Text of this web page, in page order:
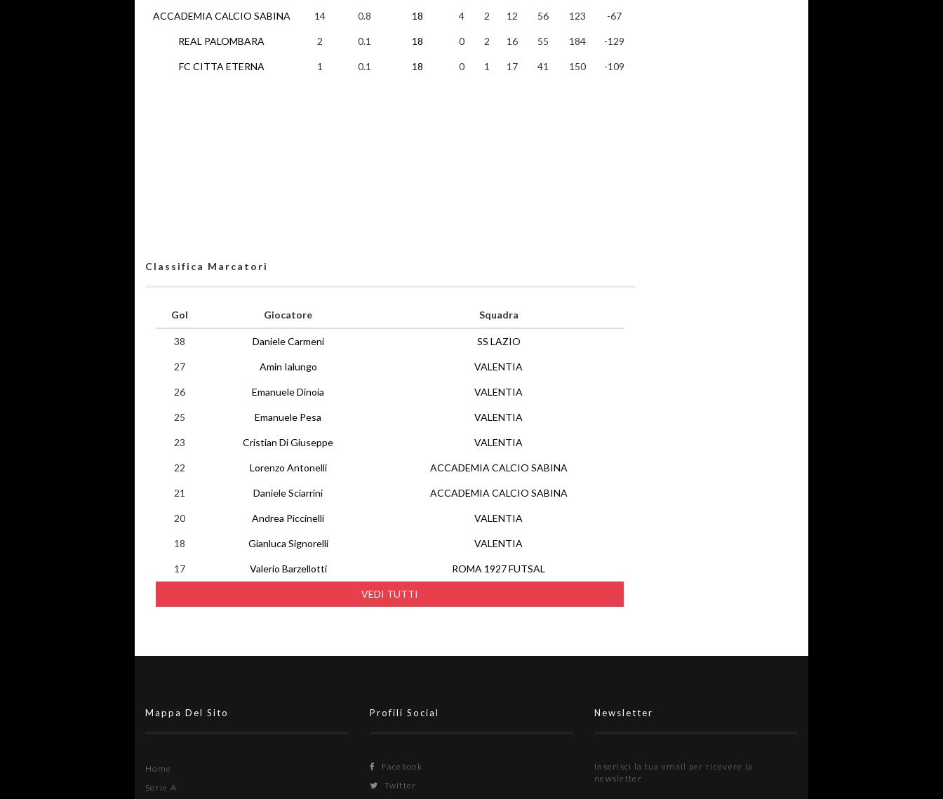
ACCADEMIA CALCIO SABINA
REAL PALOMBARA
FC CITTA ETERNA
14 0.8 18 4 2 12 56 123 -67
2 0.1 18 0 2 16 55 184 -129
1 0.1 18 0 1 17 41 150 -109
Classifica Marcatori
Gol Giocatore Squadra
VEDI TUTTI
38 Daniele Carmeni SS LAZIO
27 Amin Ialungo VALENTIA
26 Emanuele Dinoia VALENTIA
25 Emanuele Pesa VALENTIA
23 Cristian Di Giuseppe VALENTIA
22 Lorenzo Antonelli ACCADEMIA CALCIO SABINA
21 Daniele Sciarrini ACCADEMIA CALCIO SABINA
20 Andrea Piccinelli VALENTIA
18 Gianluca Signorelli VALENTIA
17 Valerio Barzellotti ROMA 1927 FUTSAL
Mappa Del Sito
Home
Serie A
Profili Social
Facebook
Twitter
Newsletter
Inserisci la tua email per ricevere la
newsletter